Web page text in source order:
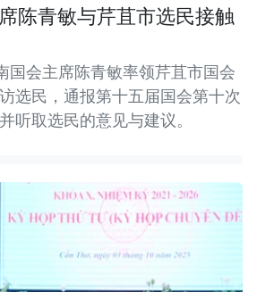
陈青敏与芹苴市选民接触
国会主席陈青敏率领芹苴市国会
选民，通报第十五届国会第十次
听取选民的意见与建议。